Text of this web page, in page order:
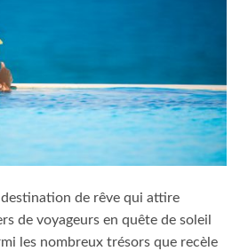
de rêve qui attire
de voyageurs en quête de soleil
les nombreux trésors que recèle